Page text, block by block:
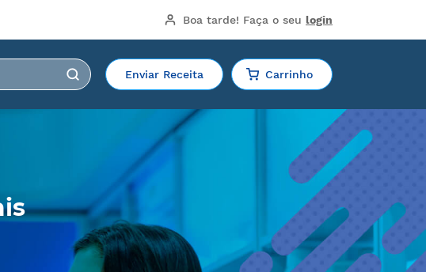
Boa tarde! Faça o seu login
Enviar Receita Carrinho